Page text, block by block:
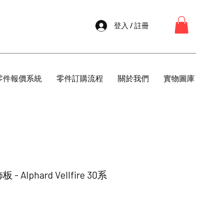
登入 / 註冊
件報價系統 零件訂購流程 關於我們 實物圖庫
- Alphard Vellfire 30系